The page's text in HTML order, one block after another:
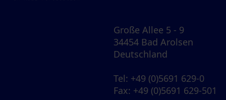
Große Allee 5 - 9
34454 Bad Arolsen
Deutschland
Tel: +49 (0)5691 629-0
Fax: +49 (0)5691 629-501